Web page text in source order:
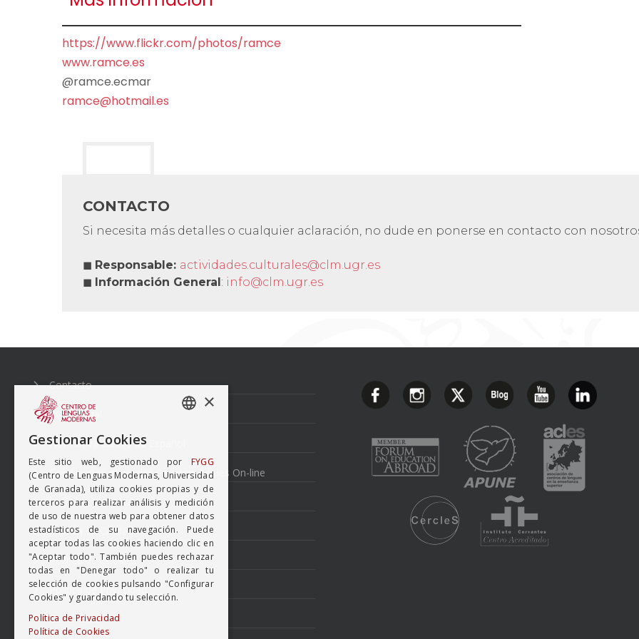
https://www.flickr.com/photos/ramce
www.ramce.es
@ramce.ecmar
ramce@hotmail.es
CONTACTO
Si necesita más detalles o cualquier aclaración, no dude en ponerse en contacto con
◼ Responsable: actividades.culturales@clm.ugr.es
◼ Información General: info@clm.ugr.es
de
Contacto
Aviso Legal
Normativa cursos de Español
Condiciones generales de inscripciones On-line
Perfil del Contratante
Política de Calidad
Política de Cookies
Politica de Privacidad
Canal Ético
×
Gestionar Cookies
Este sitio web, gestionado por FYGG
(Centro de Lenguas Modernas, Universidad
de Granada), utiliza cookies propias y de
terceros para realizar análisis y medición
de uso de nuestra web para obtener datos
estadísticos de su navegación. Puede
aceptar todas las cookies haciendo clic en
"Aceptar todo". También puedes rechazar
todas en "Denegar todo" o realizar tu
selección de cookies pulsando "Configurar
Cookies" y guardando tu selección.
Política de Privacidad
Política de Cookies